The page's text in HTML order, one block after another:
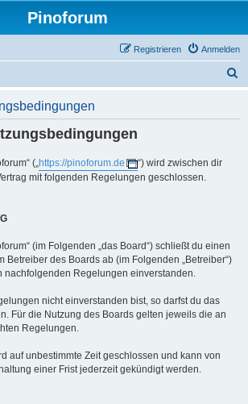
Pinoforum
Anmelden
Registrieren
(„https://pinoforum.de
“) wird zwischen dir
mit folgenden Regelungen geschlossen.
(im Folgenden „das Board“) schließt du einen
Betreiber des Boards ab (im Folgenden „Betreiber“)
nachfolgenden Regelungen einverstanden.
nicht einverstanden bist, so darfst du das
Für die Nutzung des Boards gelten jeweils die an
Regelungen.
auf unbestimmte Zeit geschlossen und kann von
einer Frist jederzeit gekündigt werden.